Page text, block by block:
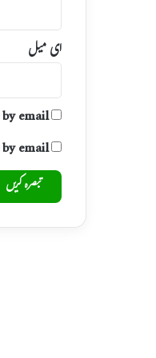
ای میل
email.
email.